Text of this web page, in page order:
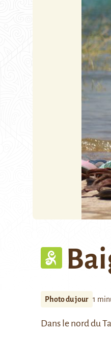
Photo du jour 1
Dans le nord du